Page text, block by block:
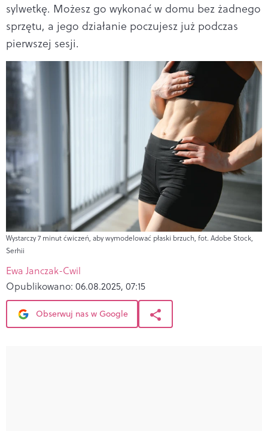
sylwetkę. Możesz go wykonać w domu bez żadnego
sprzętu, a jego działanie poczujesz już podczas
pierwszej sesji.
Wystarczy 7 minut ćwiczeń, aby wymodelować płaski brzuch, fot. Adobe Stock,
Serhii
Ewa Janczak-Cwil
Opublikowano: 06.08.2025, 07:15
Obserwuj nas w Google